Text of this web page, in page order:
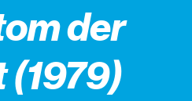
der
(1979)